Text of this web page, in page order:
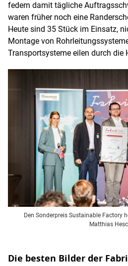
federn damit tägliche
waren früher noch eine
Heute sind 35 Stück im Einsatz,
Montage von
Transportsysteme eilen durch die
Den Sonderpreis Sustainable Factory
Matthias
Die besten Bilder der